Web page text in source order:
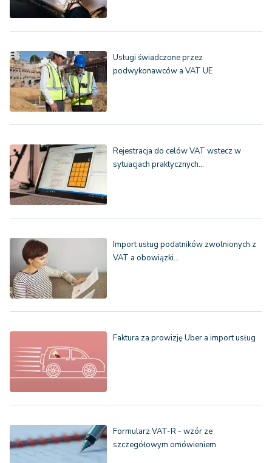
Usługi świadczone przez
podwykonawców a VAT UE
Rejestracja do celów VAT wstecz w
sytuacjach praktycznych…
Import usług podatników zwolnionych z
VAT a obowiązki…
Faktura za prowizję Uber a import usług
Formularz VAT-R - wzór ze
szczegółowym omówieniem